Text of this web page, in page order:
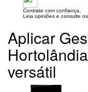
Contrate com confiança.
Leia opiniões e consulte
Aplicar
versátil